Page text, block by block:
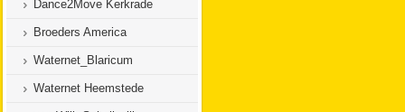
Dance2Move Kerkrade
Broeders America
Waternet_Blaricum
Waternet Heemstede